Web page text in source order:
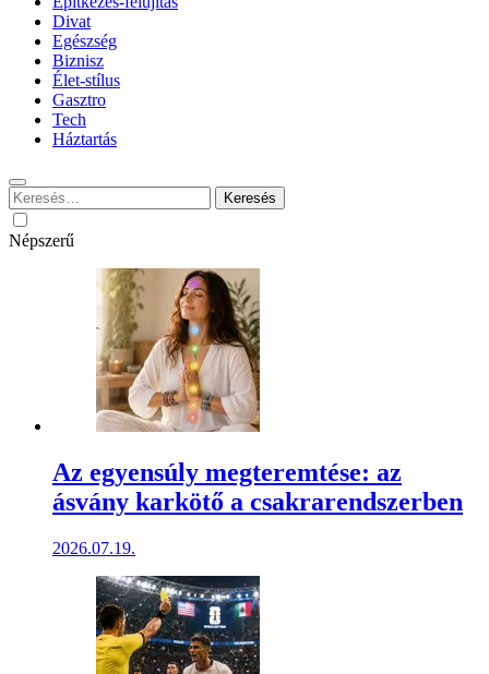
Divat
Egészség
Biznisz
Élet-stílus
Gasztro
Tech
Háztartás
Keresés:
Népszerű
Az egyensúly megteremtése: az
ásvány karkötő a csakrarendszerben
2026.07.19.